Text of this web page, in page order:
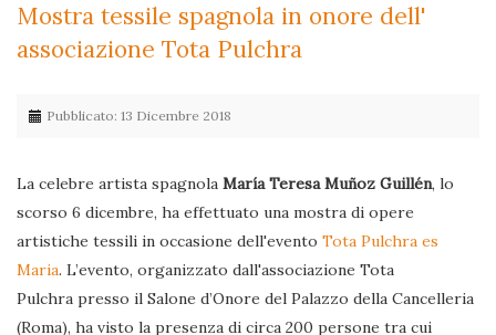
Mostra tessile spagnola in onore dell'
associazione Tota Pulchra
Pubblicato: 13 Dicembre 2018
La celebre artista spagnola María Teresa Muñoz Guillén, lo
scorso 6 dicembre, ha effettuato una mostra di opere
artistiche tessili in occasione dell'evento Tota Pulchra es
Maria. L’evento, organizzato dall'associazione Tota
Pulchra presso il Salone d’Onore del Palazzo della Cancelleria
(Roma), ha visto la presenza di circa 200 persone tra cui